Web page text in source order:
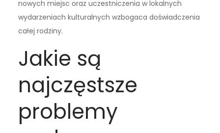
nowych miejsc oraz uczestniczenia w lokalnych
wydarzeniach kulturalnych wzbogaca doświadczenia
całej rodziny.
Jakie są
najczęstsze
problemy